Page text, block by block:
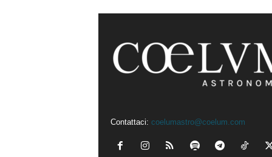
Contattaci: coelumastro@coelum.com